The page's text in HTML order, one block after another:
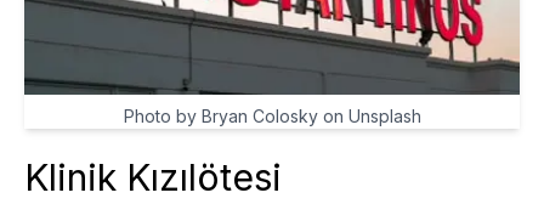
Photo by Bryan Colosky on Unsplash
Klinik Kızılötesi